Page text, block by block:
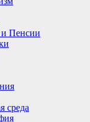
Пенсии
среда